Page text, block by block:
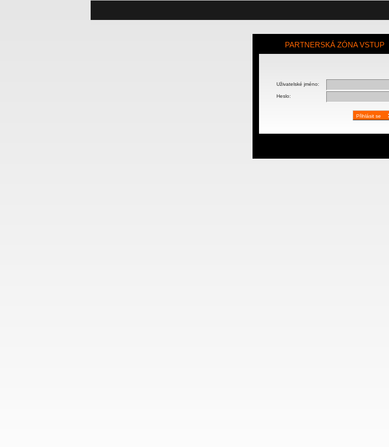
PARTNERSKÁ ZÓNA VSTUP
Uživatelské jméno:
Heslo: